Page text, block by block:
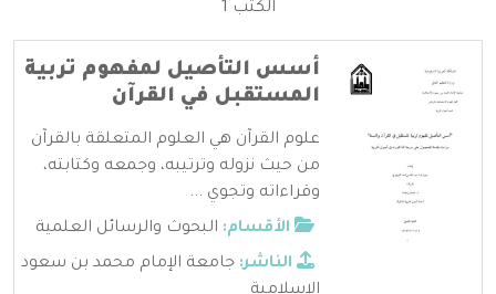
الكتب 1
أسس التأصيل لمفهوم تربية
المستقبل في القرآن
علوم القرآن هي العلوم المتعلقة بالقرآن
من حيث نزوله وترتيبه، وجمعه وكتابته،
وقراءاته وتجوي ...
الأقسام: البحوث والرسائل العلمية
الناشر: جامعة الإمام محمد بن سعود